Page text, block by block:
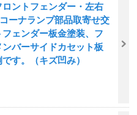
ントフェンダー・左右
ーナランプ部品取寄せ交
ェンダー板金塗装、フ
バーサイドカセット板
す。（キズ凹み）